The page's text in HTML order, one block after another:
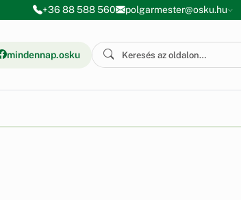
+36 88 588 560 polgarmester@osku.hu
mindennap.osku